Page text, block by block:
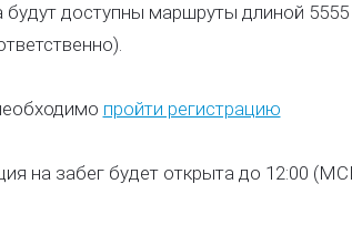
будут доступны маршруты длиной
пройти регистрацию
на забег будет открыта до 12:00